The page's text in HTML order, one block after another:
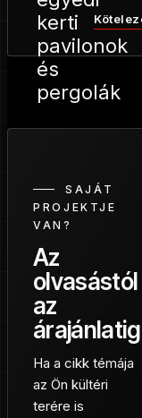
SAJÁT
PROJEKTJE
VAN?
Az
olvasástól
az
Ha a cikk témája
az Ön kültéri
terére is